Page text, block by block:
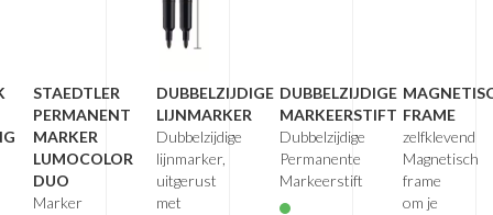
STAEDTLER
PERMANENT
MARKER
LUMOCOLOR
DUO
Marker
DUBBELZIJDIGE
LIJNMARKER
Dubbelzijdige
lijnmarker,
uitgerust
met
DUBBELZIJDIGE
MARKEERSTIFT
Dubbelzijdige
Permanente
Markeerstift
FRAME
zelfklevend
Magnetisch
frame
om je